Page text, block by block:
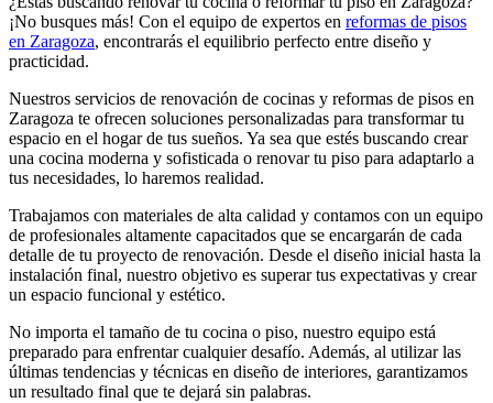
¡No busques más! Con el equipo de expertos en reformas de pisos
en Zaragoza, encontrarás el equilibrio perfecto entre diseño y
practicidad.
Nuestros servicios de renovación de cocinas y reformas de pisos en
Zaragoza te ofrecen soluciones personalizadas para transformar tu
espacio en el hogar de tus sueños. Ya sea que estés buscando crear
una cocina moderna y sofisticada o renovar tu piso para adaptarlo a
tus necesidades, lo haremos realidad.
Trabajamos con materiales de alta calidad y contamos con un equipo
de profesionales altamente capacitados que se encargarán de cada
detalle de tu proyecto de renovación. Desde el diseño inicial hasta la
instalación final, nuestro objetivo es superar tus expectativas y crear
un espacio funcional y estético.
No importa el tamaño de tu cocina o piso, nuestro equipo está
preparado para enfrentar cualquier desafío. Además, al utilizar las
últimas tendencias y técnicas en diseño de interiores, garantizamos
un resultado final que te dejará sin palabras.